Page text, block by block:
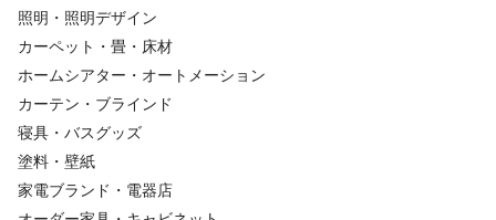
照明・照明デザイン
カーペット・畳・床材
ホームシアター・オートメーション
カーテン・ブラインド
寝具・バスグッズ
塗料・壁紙
家電ブランド・電器店